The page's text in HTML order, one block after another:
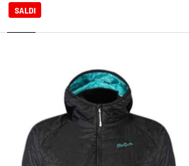
SALDI